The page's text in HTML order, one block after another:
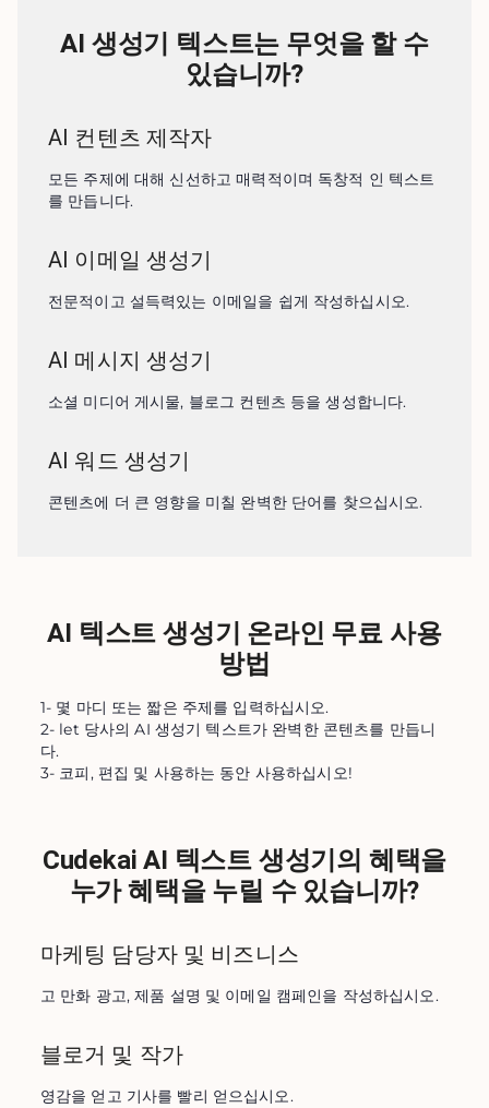
AI 생성기 텍스트는 무엇을 할 수
있습니까?
AI 컨텐츠 제작자
모든 주제에 대해 신선하고 매력적이며 독창적 인 텍스트
를 만듭니다.
AI 이메일 생성기
전문적이고 설득력있는 이메일을 쉽게 작성하십시오.
AI 메시지 생성기
소셜 미디어 게시물, 블로그 컨텐츠 등을 생성합니다.
AI 워드 생성기
콘텐츠에 더 큰 영향을 미칠 완벽한 단어를 찾으십시오.
AI 텍스트 생성기 온라인 무료 사용
방법
1- 몇 마디 또는 짧은 주제를 입력하십시오.
2- let 당사의 AI 생성기 텍스트가 완벽한 콘텐츠를 만듭니
다.
3- 코피, 편집 및 사용하는 동안 사용하십시오!
Cudekai AI 텍스트 생성기의 혜택을
누가 혜택을 누릴 수 있습니까?
마케팅 담당자 및 비즈니스
고 만화 광고, 제품 설명 및 이메일 캠페인을 작성하십시오.
블로거 및 작가
영감을 얻고 기사를 빨리 얻으십시오.